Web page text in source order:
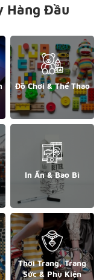
Hàng Đầu
Đồ Chơi & Thể Thao
In Ấn & Bao Bì
Thời Trang, Trang
Sức & Phụ Kiện